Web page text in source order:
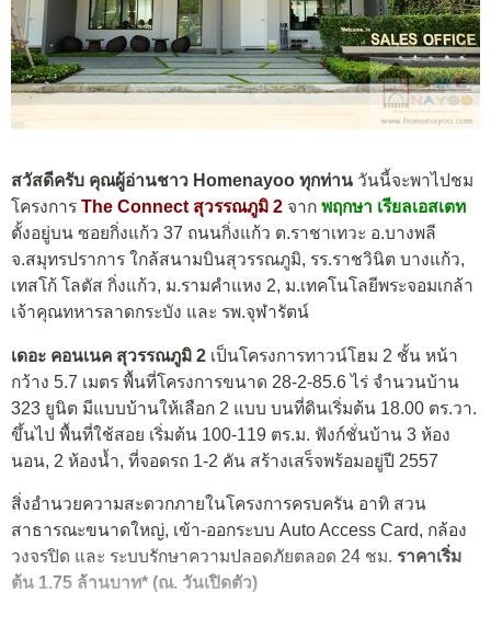
สวัสดีครับ คุณผู้อ่านชาว Homenayoo ทุกท่าน วันนี้จะพาไปชม
โครงการ The Connect สุวรรณภูมิ 2 จาก พฤกษา เรียลเอสเตท
ตั้งอยู่บน ซอยกิ่งแก้ว 37 ถนนกิ่งแก้ว ต.ราชาเทวะ อ.บางพลี
จ.สมุทรปราการ ใกล้สนามบินสุวรรณภูมิ, รร.ราชวินิต บางแก้ว,
เทสโก้ โลตัส กิ่งแก้ว, ม.รามคำแหง 2, ม.เทคโนโลยีพระจอมเกล้า
เจ้าคุณทหารลาดกระบัง และ รพ.จุฬารัตน์
เดอะ คอนเนค สุวรรณภูมิ 2 เป็นโครงการทาวน์โฮม 2 ชั้น หน้า
กว้าง 5.7 เมตร พื้นที่โครงการขนาด 28-2-85.6 ไร่ จำนวนบ้าน
323 ยูนิต มีแบบบ้านให้เลือก 2 แบบ บนที่ดินเริ่มต้น 18.00 ตร.วา.
ขึ้นไป พื้นที่ใช้สอย เริ่มต้น 100-119 ตร.ม. ฟังก์ชั่นบ้าน 3 ห้อง
นอน, 2 ห้องน้ำ, ที่จอดรถ 1-2 คัน สร้างเสร็จพร้อมอยู่ปี 2557
สิ่งอำนวยความสะดวกภายในโครงการครบครัน อาทิ สวน
สาธารณะขนาดใหญ่, เข้า-ออกระบบ Auto Access Card, กล้อง
วงจรปิด และ ระบบรักษาความปลอดภัยตลอด 24 ชม. ราคาเริ่ม
ต้น 1.75 ล้านบาท* (ณ. วันเปิดตัว)